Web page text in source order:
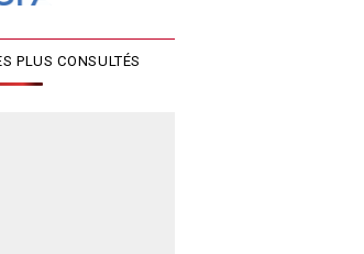
PLUS CONSULTÉS